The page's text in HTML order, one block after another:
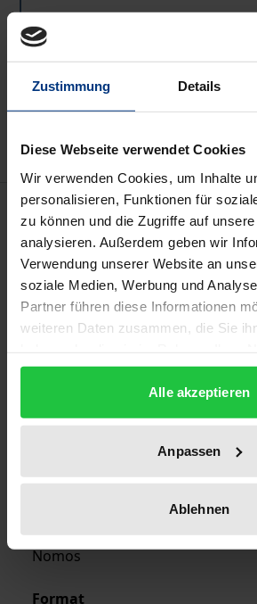
Zustimmung Details
Diese Webseite verwendet Cookies
Wir verwenden Cookies, um Inhalte
personalisieren, Funktionen für
zu können und die Zugriffe auf
analysieren. Außerdem geben wir
Verwendung unserer Website an
soziale Medien, Werbung und
Partner führen diese Informationen
weiteren Daten zusammen, die Sie
gesammelt haben.
Alle akzeptieren
Anpassen
Ablehnen
Add to Cart
Add to Wish List
Delivery cost notice
Bibliographical data
Edition
1
ISBN
Publication Date
Jan 1, 1991
Publisher
Nomos
Format